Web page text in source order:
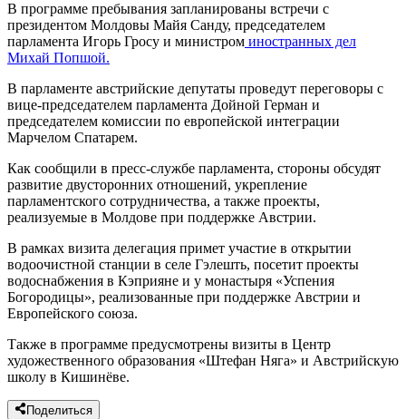
В программе пребывания запланированы встречи с
президентом Молдовы Майя Санду, председателем
парламента Игорь Гросу и министром иностранных дел
Михай Попшой.
В парламенте австрийские депутаты проведут переговоры с
вице-председателем парламента Дойной Герман и
председателем комиссии по европейской интеграции
Марчелом Спатарем.
Как сообщили в пресс-службе парламента, стороны обсудят
развитие двусторонних отношений, укрепление
парламентского сотрудничества, а также проекты,
реализуемые в Молдове при поддержке Австрии.
В рамках визита делегация примет участие в открытии
водоочистной станции в селе Гэлешть, посетит проекты
водоснабжения в Кэприяне и у монастыря «Успения
Богородицы», реализованные при поддержке Австрии и
Европейского союза.
Также в программе предусмотрены визиты в Центр
художественного образования «Штефан Няга» и Австрийскую
школу в Кишинёве.
Поделиться